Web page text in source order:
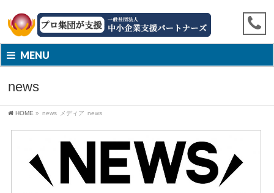
MENU
news
HOME » news メディア news